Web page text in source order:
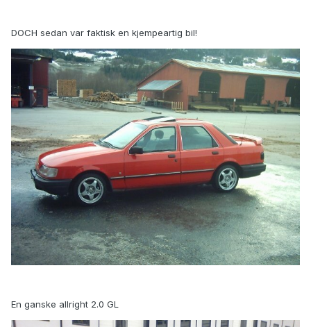
DOCH sedan var faktisk en kjempeartig bil!
En ganske allright 2.0 GL